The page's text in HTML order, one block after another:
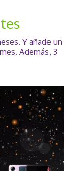
Y añade un
Además, 3